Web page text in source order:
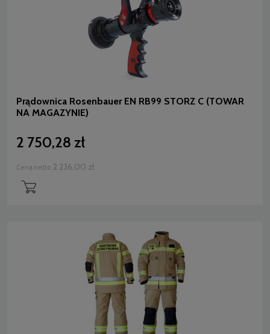
Prądownica Rosenbauer EN RB99 STORZ C (TOWAR
NA MAGAZYNIE)
2 750,28 zł
Cena netto: 2 236,00 zł